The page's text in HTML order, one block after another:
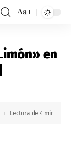
Aa
en
Lectura de 4 min